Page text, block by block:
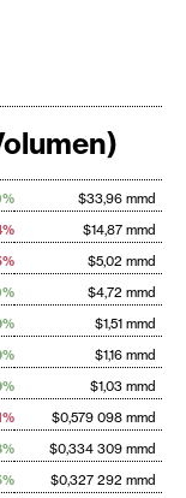
$33,96 mmd
$14,87 mmd
$5,02 mmd
$4,72 mmd
$1,51 mmd
$1,16 mmd
$1,03 mmd
$0,579 098 mmd
$0,334 309 mmd
$0,327 292 mmd